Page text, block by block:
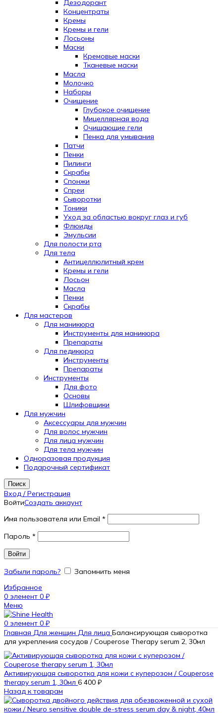
Дезодорант
Концентраты
Кремы
Кремы и гели
Лосьоны
Маски
Кремовые маски
Тканевые маски
Масла
Молочко
Наборы
Очищение
Глубокое очищение
Мицеллярная вода
Очищающие гели
Пенка для умывания
Патчи
Пенки
Пилинги
Скрабы
Спонжи
Спреи
Сыворотки
Тоники
Уход за областью вокруг глаз и губ
Флюиды
Эмульсии
Для полости рта
Для тела
Антицеллюлитный крем
Кремы и гели
Лосьон
Масла
Пенки
Скрабы
Для мастеров
Для маникюра
Инструменты для маникюра
Препараты
Для педикюра
Инструменты
Препараты
Инструменты
Для фото
Основы
Шлифовщики
Для мужчин
Аксессуары для мужчин
Для волос мужчин
Для лица мужчин
Для тела мужчин
Одноразовая продукция
Подарочный сертификат
Поиск
Вход / Регистрация
ВойтиСоздать аккаунт
Имя пользователя или Email *
Пароль *
Войти
Забыли пароль?
Запомнить меня
Избранное
0 элемент 0 ₽
Меню
0 элемент 0 ₽
Главная Для женщин Для лица Балансирующая сыворотка
для укрепления сосудов / Couperose Тherapy serum 2, 30мл
Активирующая сыворотка для кожи с куперозом / Couperose
therapy serum 1, 30мл 6 400 ₽
Назад к товарам